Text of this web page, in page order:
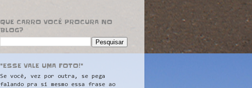
QUE CARRO VOCÊ PROCURA NO
BLOG?
"ESSE VALE UMA FOTO!"
Se você, vez por outra, se pega
falando pra si mesmo essa frase ao